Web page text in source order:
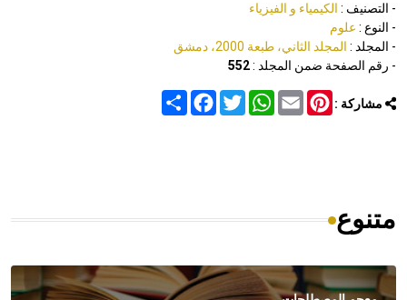
- التصنيف : الكيمياء و الفيزياء
- النوع : علوم
- المجلد : المجلد الثاني، طبعة 2000، دمشق
- رقم الصفحة ضمن المجلد :552
مشاركة : Share
FacebookTwitter
WhatsAppEmail
Pinterest
متنوع